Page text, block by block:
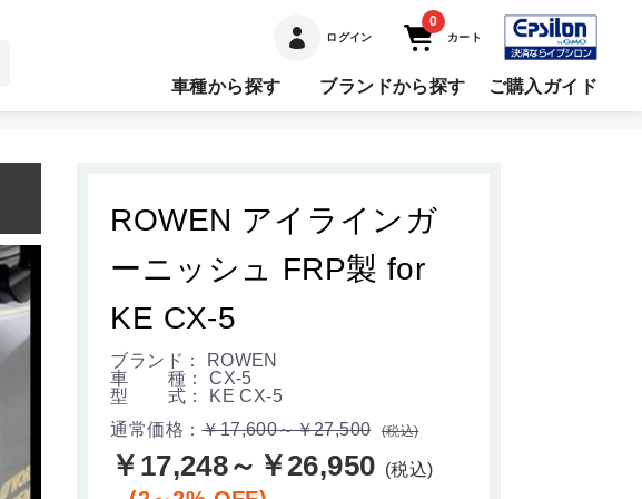
ログイン
0
カート
車種から探す ブランドから探す ご購入ガイド
ROWEN アイラインガ
ーニッシュ FRP製 for
KE CX-5
ブランド： ROWEN
車 種： CX-5
型 式： KE CX-5
通常価格：￥17,600～￥27,500 (税込)
￥17,248～￥26,950 (税込)